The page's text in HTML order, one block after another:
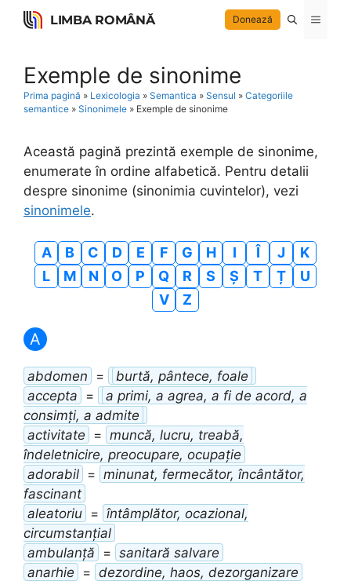
Skip
LIMBA ROMÂNĂ Donează Menu
Exemple de sinonime
Prima pagină » Lexicologia » Semantica » Sensul » Categoriile
semantice » Sinonimele » Exemple de sinonime
Această pagină prezintă exemple de sinonime,
enumerate în ordine alfabetică. Pentru detalii
despre sinonime (sinonimia cuvintelor), vezi
sinonimele.
A B C D E F G H I Î J
K
L
M N O P Q R S Ș T Ț
U
V
Z
A
abdomen =
burtă, pântece, foale
accepta =
a primi, a agrea, a fi de acord, a
consimți, a admite
activitate = muncă, lucru, treabă,
îndeletnicire, preocupare, ocupație
adorabil = minunat, fermecător, încântător,
fascinant
aleatoriu = întâmplător, ocazional,
circumstanțial
ambulanță = sanitară salvare
anarhie = dezordine, haos, dezorganizare